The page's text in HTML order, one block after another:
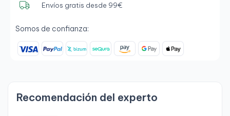
Envíos gratis desde 99€
Somos de confianza:
Recomendación del experto